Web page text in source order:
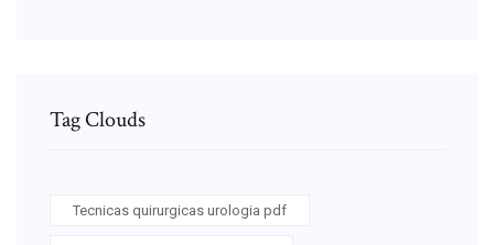
Tag Clouds
Tecnicas quirurgicas urologia pdf